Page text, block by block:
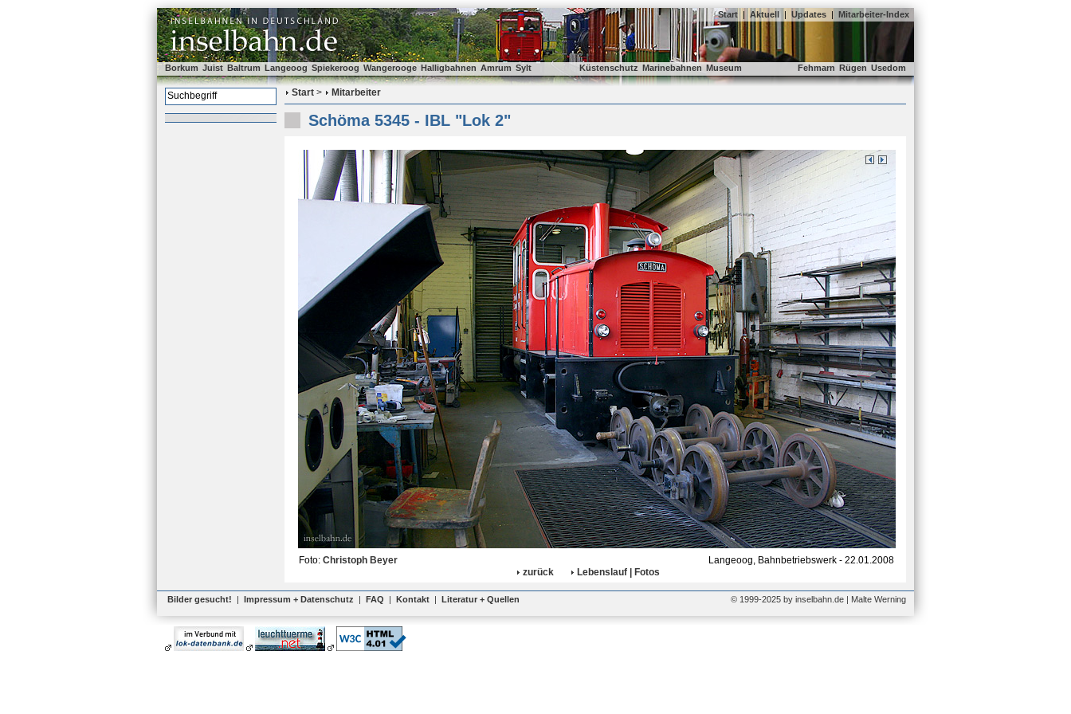
Start | Aktuell | Updates | Mitarbeiter-Index
Borkum Juist Baltrum Langeoog Spiekeroog Wangerooge Halligbahnen Amrum Sylt Küstenschutz Marinebahnen Museum Fehmarn Rügen Usedom
Start > Mitarbeiter
Schöma 5345 - IBL "Lok 2"
Foto: Christoph Beyer
Langeoog, Bahnbetriebswerk - 22.01.2008
zurück
Lebenslauf | Fotos
Bilder gesucht! | Impressum + Datenschutz | FAQ | Kontakt | Literatur + Quellen © 1999-2025 by inselbahn.de | Malte Werning